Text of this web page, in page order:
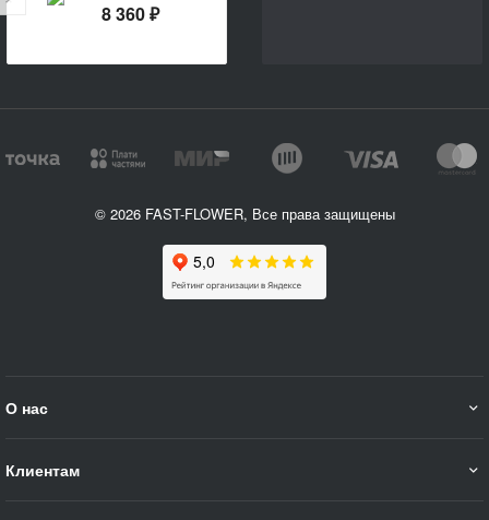
8 360 ₽
© 2026 FAST-FLOWER, Все права защищены
О нас
Клиентам